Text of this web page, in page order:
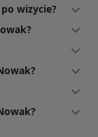
wizycie?